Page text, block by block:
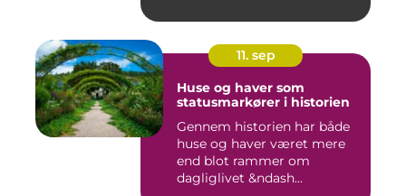
11. sep
Huse og haver som
statusmarkører i historien
Gennem historien har både
huse og haver været mere
end blot rammer om
dagliglivet &ndash...